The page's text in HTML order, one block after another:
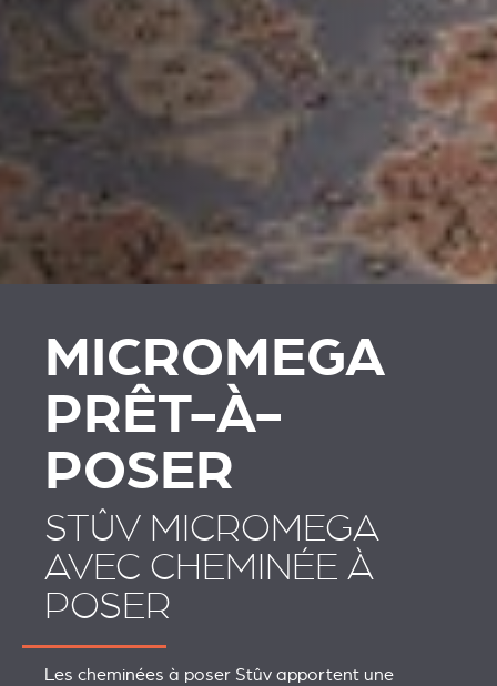
MICROMEGA
PRÊT-À-
POSER
STÛV MICROMEGA
AVEC CHEMINÉE À
POSER
Les cheminées à poser Stûv apportent une